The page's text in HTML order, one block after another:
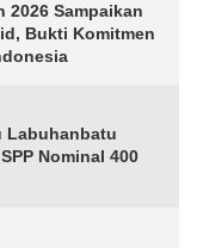
2026 Sampaikan
Bukti Komitmen
Labuhanbatu
Nominal 400